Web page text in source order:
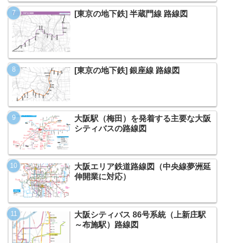
[東京の地下鉄] 半蔵門線 路線図
[東京の地下鉄] 銀座線 路線図
大阪駅（梅田）を発着する主要な大阪
シティバスの路線図
大阪エリア鉄道路線図（中央線夢洲延
伸開業に対応）
大阪シティバス 86号系統（上新庄駅
～布施駅）路線図